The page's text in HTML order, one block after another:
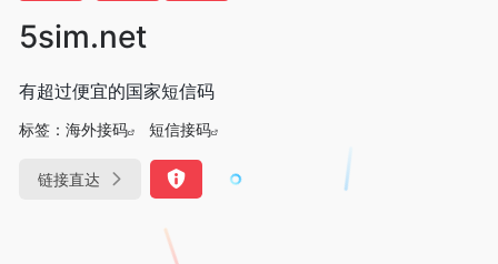
5sim.net
有超过便宜的国家短信码
标签： 海外接码 短信接码
链接直达